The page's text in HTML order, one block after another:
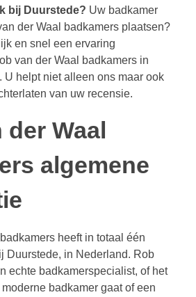
bij Duurstede? Uw badkamer
der Waal badkamers plaatsen?
en snel een ervaring
van der Waal badkamers in
U helpt niet alleen ons maar ook
van uw recensie.
Waal
algemene
heeft in totaal één
Duurstede, in Nederland. Rob
echte badkamerspecialist, of het
badkamer gaat of een